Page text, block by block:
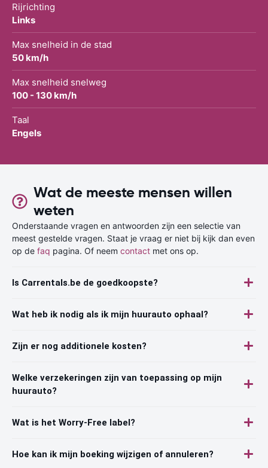
Rijrichting
Links
Max snelheid in de stad
50 km/h
Max snelheid snelweg
100 - 130 km/h
Taal
Engels
Wat de meeste mensen willen
weten
Onderstaande vragen en antwoorden zijn een selectie van
meest gestelde vragen. Staat je vraag er niet bij kijk dan even
op de faq pagina. Of neem contact met ons op.
Is Carrentals.be de goedkoopste?
Wat heb ik nodig als ik mijn huurauto ophaal?
Zijn er nog additionele kosten?
Welke verzekeringen zijn van toepassing op mijn
huurauto?
Wat is het Worry-Free label?
Hoe kan ik mijn boeking wijzigen of annuleren?